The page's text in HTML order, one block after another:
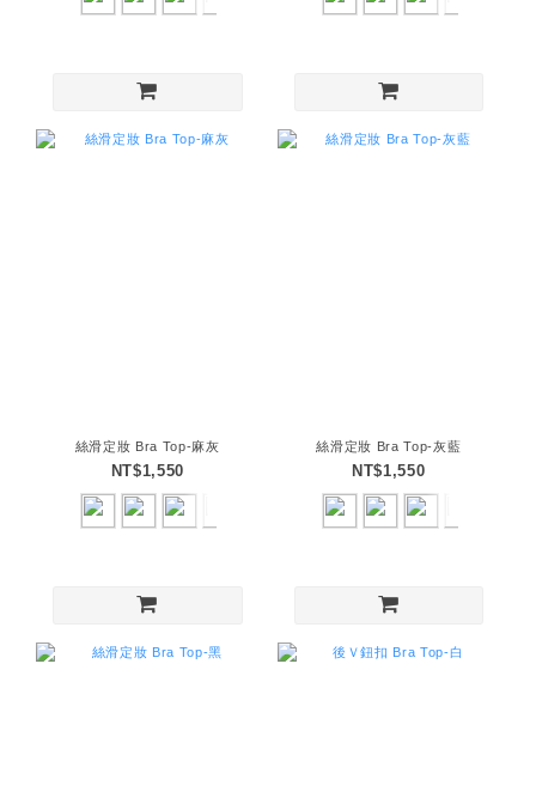
絲滑定妝 Bra Top-麻灰
NT$1,550
絲滑定妝 Bra Top-灰藍
NT$1,550